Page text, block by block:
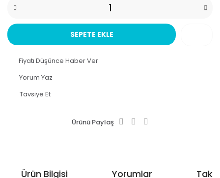
SEPETE EKLE
Fiyatı Düşünce Haber Ver
Yorum Yaz
Tavsiye Et
Ürünü Paylaş
Ürün Bilgisi Yorumlar